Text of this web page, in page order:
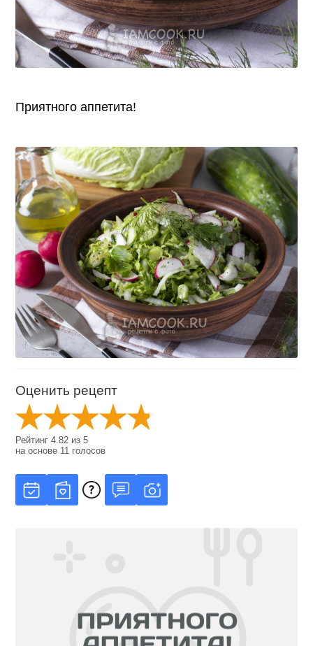
Приятного аппетита!
Оценить рецепт
Рейтинг4.82 из5
на основе 11 голосов